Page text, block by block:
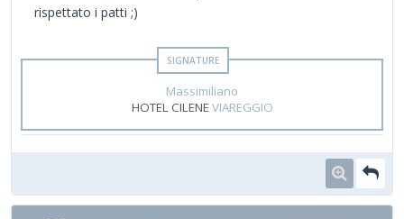
rispettato i patti ;)
Massimiliano
HOTEL CILENEVIAREGGIO